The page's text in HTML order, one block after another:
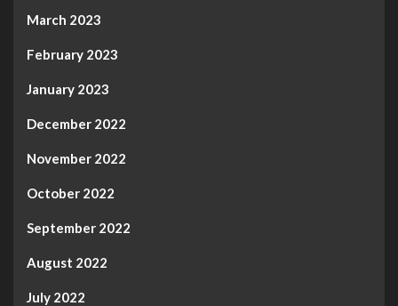
March 2023
February 2023
January 2023
December 2022
November 2022
October 2022
September 2022
August 2022
July 2022